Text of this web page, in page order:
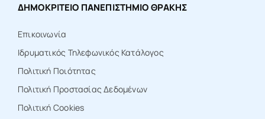
ΔΗΜΟΚΡΙΤΕΙΟ ΠΑΝΕΠΙΣΤΗΜΙΟ ΘΡΑΚΗΣ
Επικοινωνία
Ιδρυματικός Τηλεφωνικός Κατάλογος
Πολιτική Ποιότητας
Πολιτική Προστασίας Δεδομένων
Πολιτική Cookies